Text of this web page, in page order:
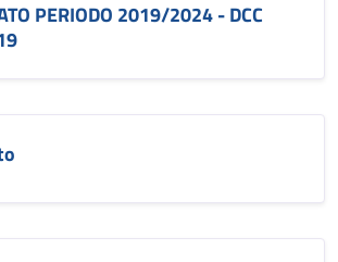
PERIODO 2019/2024 - DCC